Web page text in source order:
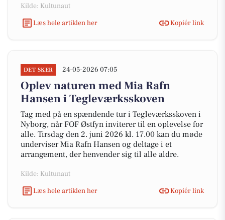
Kilde: Kultunaut
Læs hele artiklen her
Kopiér link
DET SKER 24-05-2026 07:05
Oplev naturen med Mia Rafn
Hansen i Tegleværksskoven
Tag med på en spændende tur i Tegleværksskoven i
Nyborg, når FOF Østfyn inviterer til en oplevelse for
alle. Tirsdag den 2. juni 2026 kl. 17.00 kan du møde
underviser Mia Rafn Hansen og deltage i et
arrangement, der henvender sig til alle aldre.
Kilde: Kultunaut
Læs hele artiklen her
Kopiér link